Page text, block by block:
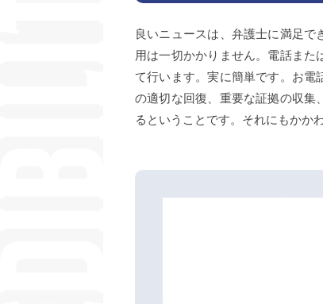
良いニュースは、弁護士に満足
用は一切かかりません。電話ま
て行います。実に簡単です。お電
の適切な回復、重要な証拠の収集
るということです。それにもかか